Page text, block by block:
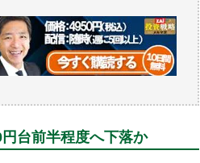
台前半程度へ下落か